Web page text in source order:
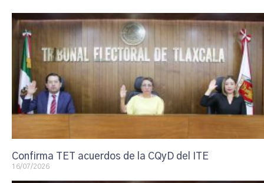
Confirma TET acuerdos de la CQyD del ITE
16/07/2026